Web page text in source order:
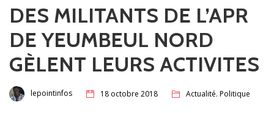
DES MILITANTS DE L’APR
DE YEUMBEUL NORD
GÈLENT LEURS ACTIVITES
lepointinfos 18 octobre 2018 Actualité,Politique